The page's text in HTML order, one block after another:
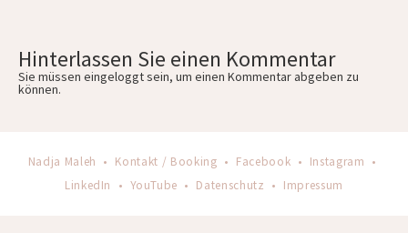
Hinterlassen Sie einen Kommentar
Sie müssen eingeloggtsein, um einen Kommentar abgeben zu
können.
Nadja Maleh • Kontakt / Booking • Facebook • Instagram •
LinkedIn
• YouTube • Datenschutz • Impressum